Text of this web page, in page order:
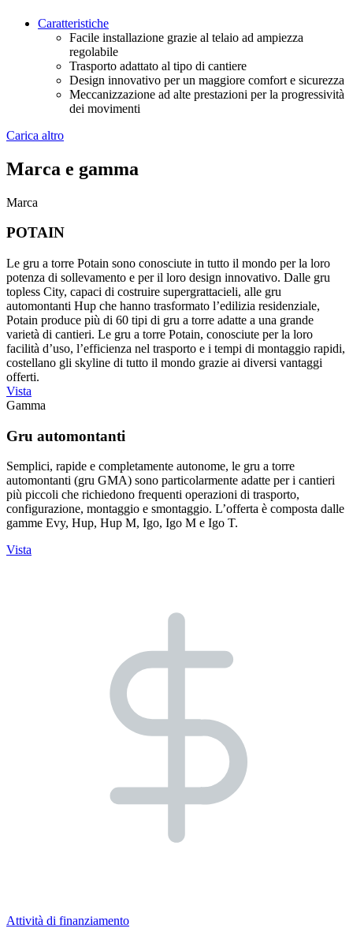
Caratteristiche
Facile installazione grazie al telaio ad ampiezza
regolabile
Trasporto adattato al tipo di cantiere
Design innovativo per un maggiore comfort e sicurezza
Meccanizzazione ad alte prestazioni per la progressività
dei movimenti
Carica altro
Marca e gamma
Marca
POTAIN
Le gru a torre Potain sono conosciute in tutto il mondo per la loro
potenza di sollevamento e per il loro design innovativo. Dalle gru
topless City, capaci di costruire supergrattacieli, alle gru
automontanti Hup che hanno trasformato l’edilizia residenziale,
Potain produce più di 60 tipi di gru a torre adatte a una grande
varietà di cantieri. Le gru a torre Potain, conosciute per la loro
facilità d’uso, l’efficienza nel trasporto e i tempi di montaggio rapidi,
costellano gli skyline di tutto il mondo grazie ai diversi vantaggi
offerti.
Vista
Gamma
Gru automontanti
Semplici, rapide e completamente autonome, le gru a torre
automontanti (gru GMA) sono particolarmente adatte per i cantieri
più piccoli che richiedono frequenti operazioni di trasporto,
configurazione, montaggio e smontaggio. L’offerta è composta dalle
gamme Evy, Hup, Hup M, Igo, Igo M e Igo T.
Vista
Attività di finanziamento